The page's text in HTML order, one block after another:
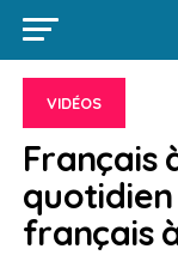
VIDÉOS
Français
français